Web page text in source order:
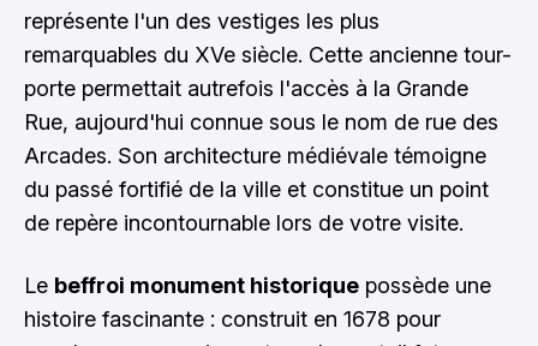
représente l'un des vestiges les plus
remarquables du XVe siècle. Cette ancienne tour-
porte permettait autrefois l'accès à la Grande
Rue, aujourd'hui connue sous le nom de rue des
Arcades. Son architecture médiévale témoigne
du passé fortifié de la ville et constitue un point
de repère incontournable lors de votre visite.
Le beffroi monument historique possède une
histoire fascinante : construit en 1678 pour